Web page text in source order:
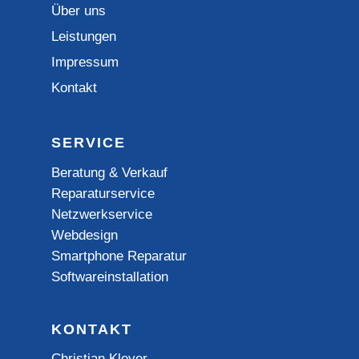
Über uns
Leistungen
Impressum
Kontakt
SERVICE
Beratung & Verkauf
Reparaturservice
Netzwerkservice
Webdesign
Smartphone Reparatur
Softwareinstallation
KONTAKT